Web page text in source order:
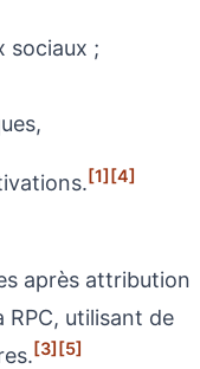
sociaux ;
[1][4]
après attribution
RPC, utilisant de
[3][5]